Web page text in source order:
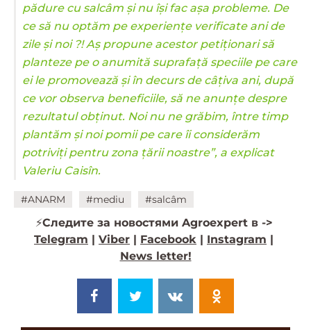
pădure cu salcâm și nu își fac așa probleme. De
ce să nu optăm pe experiențe verificate ani de
zile și noi ?! Aș propune acestor petiționari să
planteze pe o anumită suprafață speciile pe care
ei le promovează și în decurs de câțiva ani, după
ce vor observa beneficiile, să ne anunțe despre
rezultatul obținut. Noi nu ne grăbim, între timp
plantăm și noi pomii pe care îi considerăm
potriviți pentru zona țării noastre”, a explicat
Valeriu Caisîn.
#ANARM #mediu #salcâm
⚡️Следите за новостями Agroexpert в ->
Telegram | Viber | Facebook | Instagram |
News letter!